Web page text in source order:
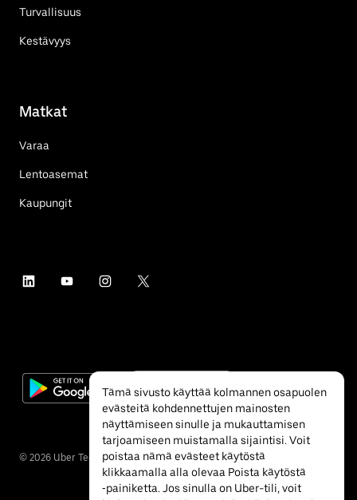
Turvallisuus
Kestävyys
Matkat
Varaa
Lentoasemat
Kaupungit
© 2026 Uber Technologies Inc.
Tämä sivusto käyttää kolmannen osapuolen
evästeitä kohdennettujen mainosten
näyttämiseen sinulle ja mukauttamisen
tarjoamiseen muistamalla sijaintisi. Voit
poistaa nämä evästeet käytöstä
klikkaamalla alla olevaa Poista käytöstä
‐painiketta. Jos sinulla on Uber-tili, voit